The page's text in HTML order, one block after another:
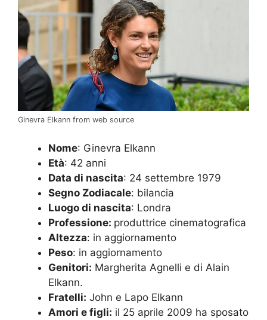
Ginevra Elkann from web source
Nome: Ginevra Elkann
Età: 42 anni
Data di nascita: 24 settembre 1979
Segno Zodiacale: bilancia
Luogo di nascita: Londra
Professione: produttrice cinematografica
Altezza: in aggiornamento
Peso: in aggiornamento
Genitori: Margherita Agnelli e di Alain
Elkann.
Fratelli: John e Lapo Elkann
Amori e figli: il 25 aprile 2009 ha sposato